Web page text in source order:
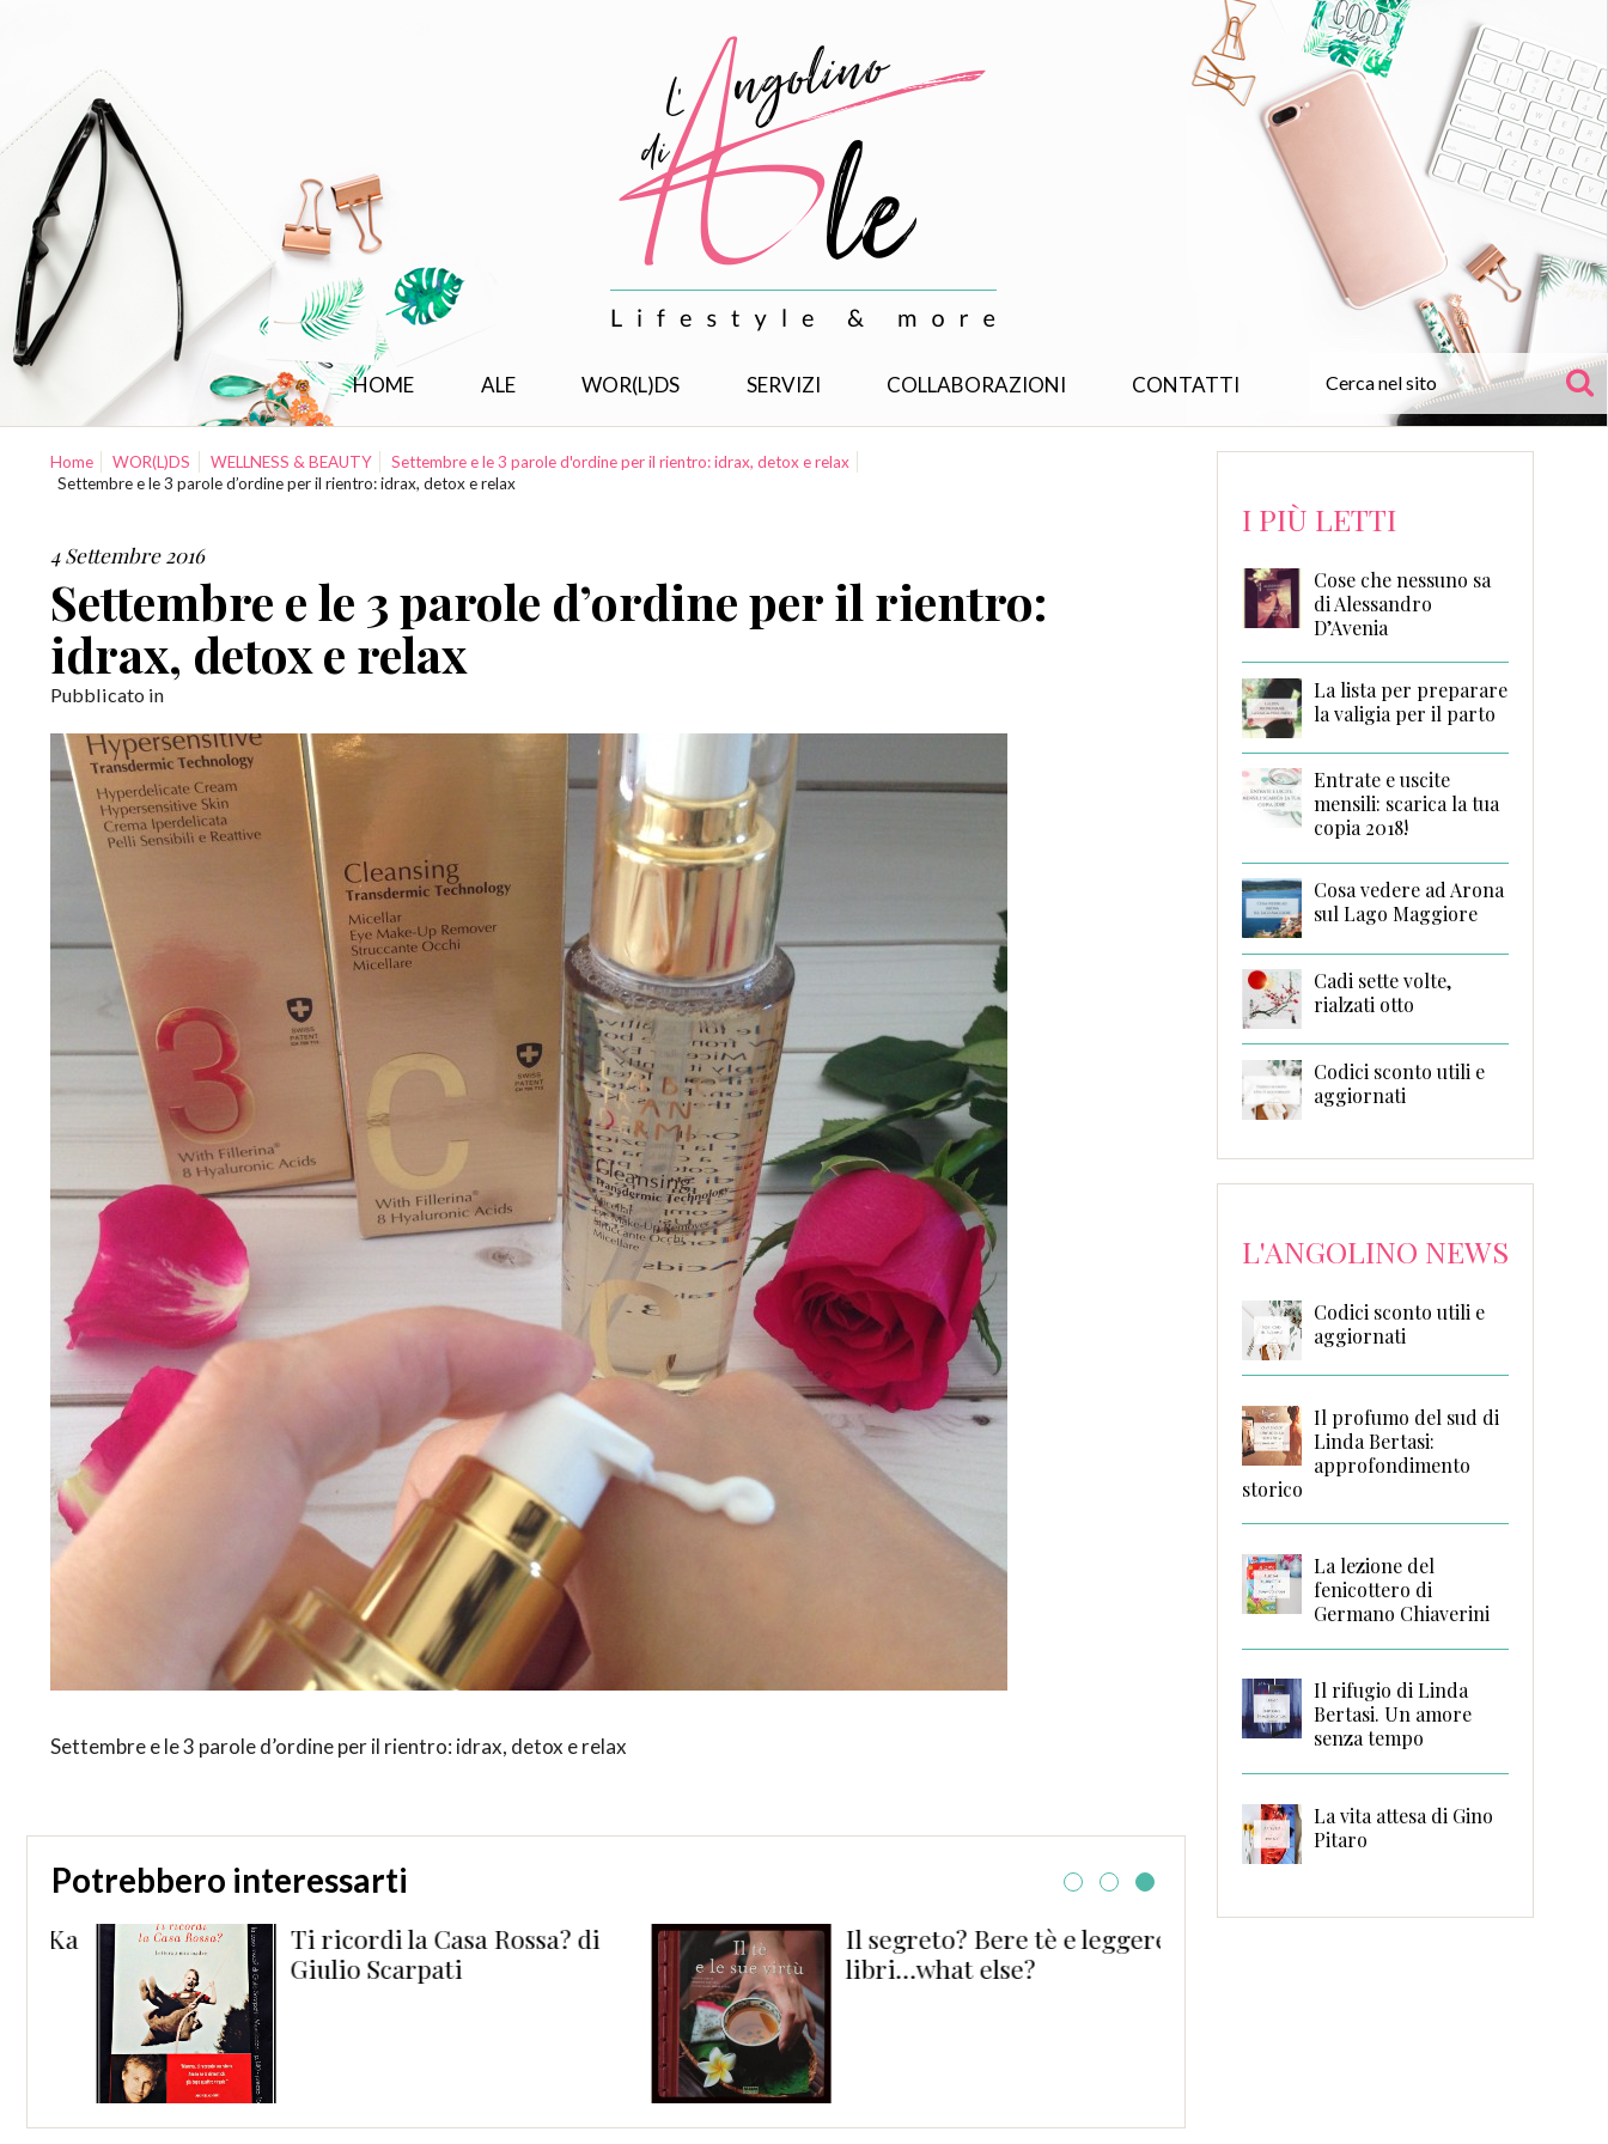
HOME ALE WOR(L)DS SERVIZI COLLABORAZIONI CONTATTI
Home WOR(L)DS WELLNESS & BEAUTY
Settembre e le 3 parole d'ordine per il rientro: idrax, detox e relax
Settembre e le 3 parole d’ordine per il rientro: idrax, detox e relax
4 Settembre 2016
Settembre e le 3 parole d’ordine per il rientro:
idrax, detox e relax
Pubblicato in
Settembre e le 3 parole d’ordine per il rientro: idrax, detox e relax
Potrebbero interessarti
Ti ricordi la Casa Rossa? di
Giulio Scarpati
Il segreto? Bere tè e leggere
libri…what else?
I PIÙ LETTI
Cose che nessuno sa
di Alessandro
D’Avenia
La lista per preparare
la valigia per il parto
Entrate e uscite
mensili: scarica la tua
copia 2018!
Cosa vedere ad Arona
sul Lago Maggiore
Cadi sette volte,
rialzati otto
Codici sconto utili e
aggiornati
L'ANGOLINO NEWS
Codici sconto utili e
aggiornati
Il profumo del sud di
Linda Bertasi:
approfondimento
storico
La lezione del
fenicottero di
Germano Chiaverini
Il rifugio di Linda
Bertasi. Un amore
senza tempo
La vita attesa di Gino
Pitaro